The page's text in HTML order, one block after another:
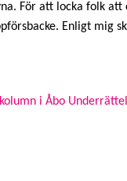
För att locka folk
Enligt mig
kolumn i Åbo